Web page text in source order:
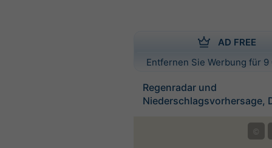
AD FREE
Entfernen Sie Werbung für
Regenradar und
Niederschlagsvorhersage,
©